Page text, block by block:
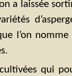
a laissée
l’on nomme
qui